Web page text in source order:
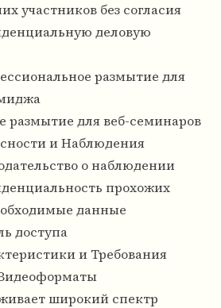
участников без согласия
деловую
размытие для
размытие для веб-семинаров
и Наблюдения
о наблюдении
прохожих
данные
доступа
и Требования
широкий спектр